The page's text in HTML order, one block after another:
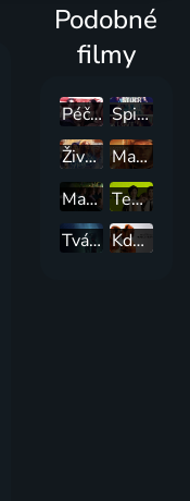
Podobné
filmy
Péče na zabití
Spisovatelé
Život v Heights
Marťan
Malé ženy
Ten, kdo stojí v koutě
Tvář vody
Kdyby ulice Beale mohla mluvit